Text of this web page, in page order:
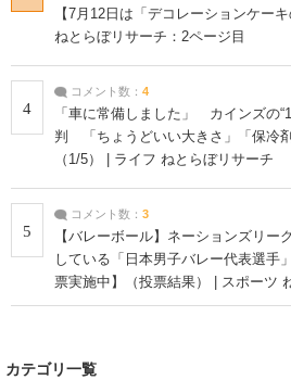
【7月12日は「デコレーションケー
ねとらぼリサーチ：2ページ目
4
コメント数： 4
「車に常備しました」 カインズの
判 「ちょうどいい大きさ」「保冷
（1/5） | ライフ ねとらぼリサーチ
5
コメント数： 3
【バレーボール】ネーションズリー
している「日本男子バレー代表選手
票実施中】（投票結果） | スポーツ
カテゴリ一覧